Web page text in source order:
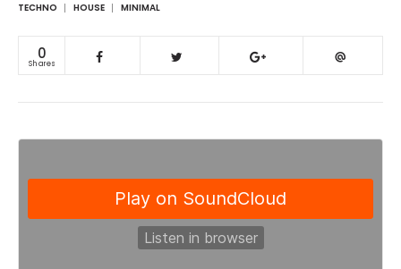
TECHNO HOUSE MINIMAL
0
Shares